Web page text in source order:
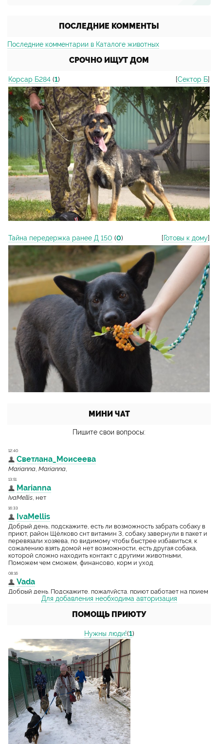
ПОСЛЕДНИЕ КОММЕНТЫ
Последние комментарии в Каталоге животных
СРОЧНО ИЩУТ ДОМ
Корсар Б284 (1) [Сектор Б]
Тайна передержка ранее Д 150 (0) [Готовы к дому]
МИНИ ЧАТ
Пишите свои вопросы:
Для добавления необходима авторизация
ПОМОЩЬ ПРИЮТУ
Нужны люди!(1)